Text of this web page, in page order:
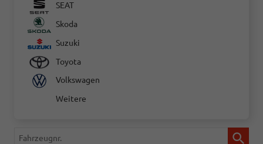
SEAT
Skoda
Suzuki
Toyota
Volkswagen
Weitere
Fahrzeugnr.